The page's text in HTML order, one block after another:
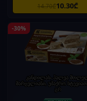
14.70₾10.30₾
-30%
კანდილას- ჰალვა
მარცვლიანი, უშაქრო
გრ